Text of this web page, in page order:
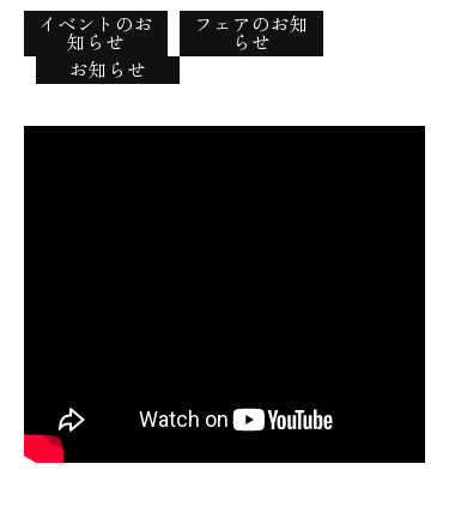
イベントのお
知らせ
フェアのお知
らせ
お知らせ